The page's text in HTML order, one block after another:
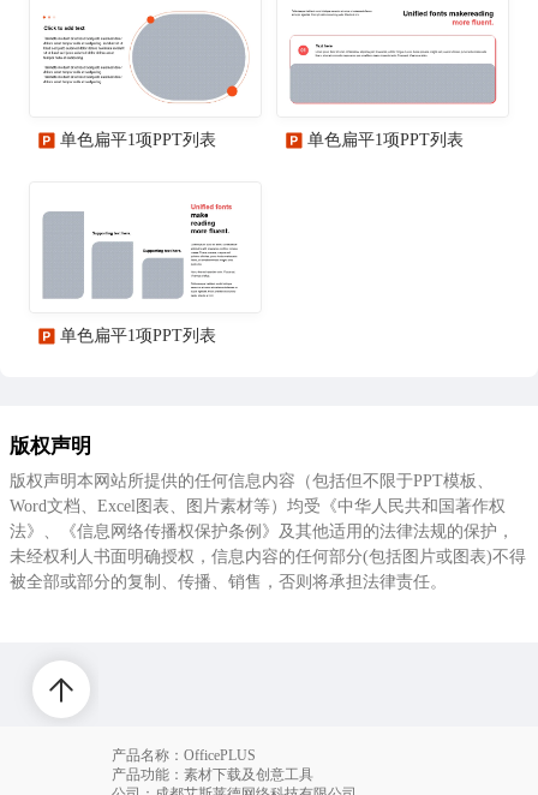
单色扁平1项PPT列表 单色扁平1项PPT列表
单色扁平1项PPT列表
版权声明
版权声明本网站所提供的任何信息内容（包括但不限于PPT模板、
Word文档、Excel图表、图片素材等）均受《中华人民共和国著作权
法》、《信息网络传播权保护条例》及其他适用的法律法规的保护，
未经权利人书面明确授权，信息内容的任何部分(包括图片或图表)不得
被全部或部分的复制、传播、销售，否则将承担法律责任。
产品名称：OfficePLUS
产品功能：素材下载及创意工具